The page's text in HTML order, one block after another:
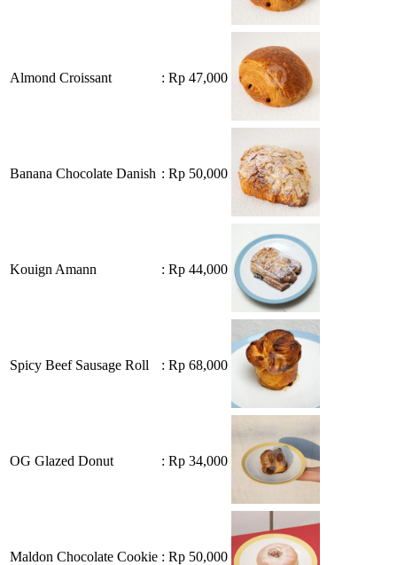
Almond Croissant : Rp 47,000
Banana Chocolate Danish : Rp 50,000
Kouign Amann : Rp 44,000
Spicy Beef Sausage Roll : Rp 68,000
OG Glazed Donut : Rp 34,000
Maldon Chocolate Cookie : Rp 50,000